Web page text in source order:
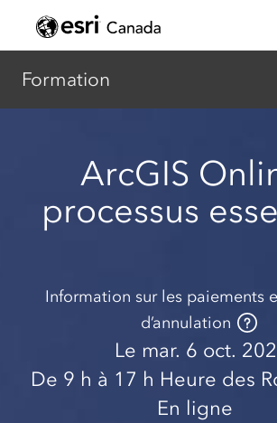
contenu
Formation
ArcGIS
processus
Information sur les paiements
d’annulation
Le mar. 6 oct.
De 9 h à 17 h Heure des
En ligne